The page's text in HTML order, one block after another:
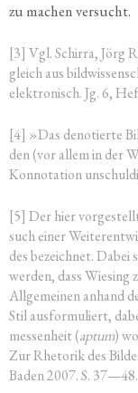
zu machen versucht.
[3] Vgl. Schir­ra, Jörg
gleich aus
elek­tro­nisch. Jg. 6,
[4] »Das deno­tier­te
den (vor allem in der
Kon­no­ta­ti­on
[5] Der hier
such einer
des bezeich­net.
wer­den, dass Wie­sing
All­ge­mei­nen anhand
Stil aus­for­mu­liert,
mes­sen­heit (aptum)
Zur Rhe­to­rik des
Baden 2007. S. 37—48.